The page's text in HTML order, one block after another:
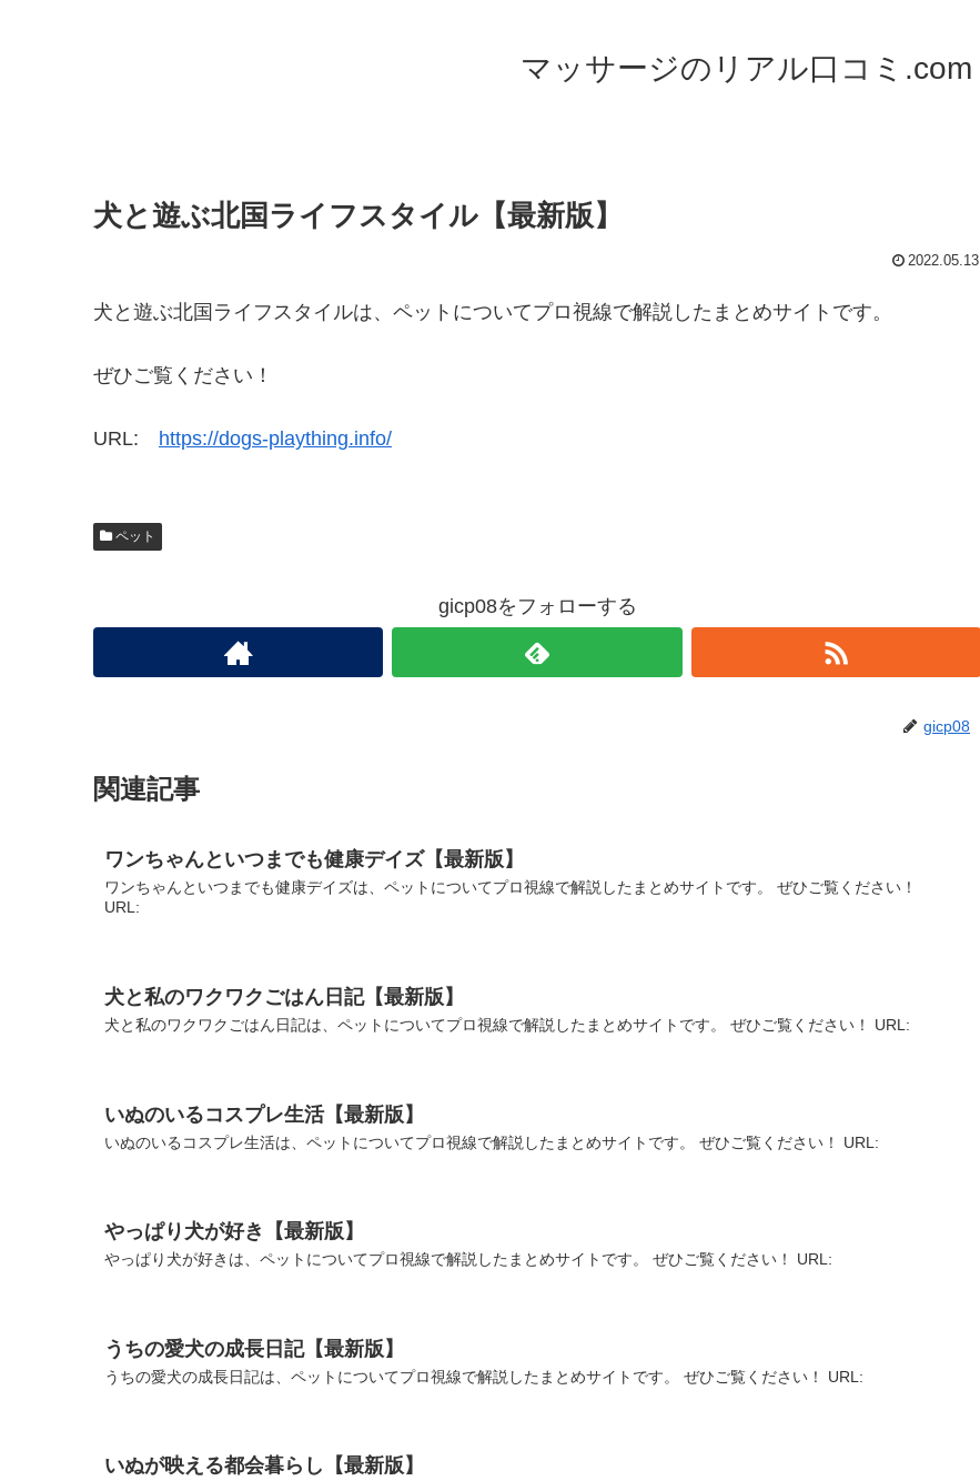
マッサージのリアル口コミ.com
犬と遊ぶ北国ライフスタイル【最新版】
2022.05.13
犬と遊ぶ北国ライフスタイルは、ペットについてプロ視線で解説したまとめサイトです。
ぜひご覧ください！
URL: https://dogs-plaything.info/
ペット
gicp08をフォローする
gicp08
関連記事
ワンちゃんといつまでも健康デイズ【最新版】
ワンちゃんといつまでも健康デイズは、ペットについてプロ視線で解説したまとめサイトです。 ぜひご覧ください！
URL:
犬と私のワクワクごはん日記【最新版】
犬と私のワクワクごはん日記は、ペットについてプロ視線で解説したまとめサイトです。 ぜひご覧ください！ URL:
いぬのいるコスプレ生活【最新版】
いぬのいるコスプレ生活は、ペットについてプロ視線で解説したまとめサイトです。 ぜひご覧ください！ URL:
やっぱり犬が好き【最新版】
やっぱり犬が好きは、ペットについてプロ視線で解説したまとめサイトです。 ぜひご覧ください！ URL:
うちの愛犬の成長日記【最新版】
うちの愛犬の成長日記は、ペットについてプロ視線で解説したまとめサイトです。 ぜひご覧ください！ URL:
いぬが映える都会暮らし【最新版】